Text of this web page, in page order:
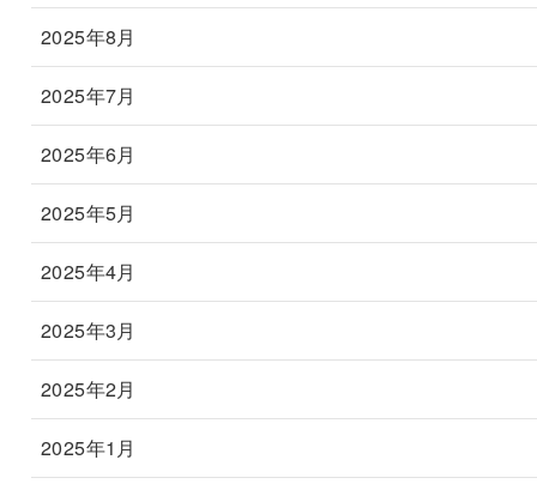
2025年8月
2025年7月
2025年6月
2025年5月
2025年4月
2025年3月
2025年2月
2025年1月